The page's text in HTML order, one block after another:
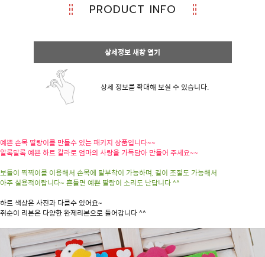
PRODUCT INFO
상세정보 새창 열기
상세 정보를 확대해 보실 수 있습니다.
예쁜 손목 딸랑이를 만들수 있는 패키지 상품입니다~~
알록달록 예쁜 하트 칼라로 엄마의 사랑을 가득담아 만들어 주세요~~
보들이 찍찍이를 이용해서 손목에 탈부착이 가능하며, 길이 조절도 가능해서
아주 실용적이랍니다~ 흔들면 예쁜 딸랑이 소리도 난답니다 ^^
하트 색상은 사진과 다를수 있어요~
쥐순이 리본은 다양한 완제리본으로 들어갑니다 ^^